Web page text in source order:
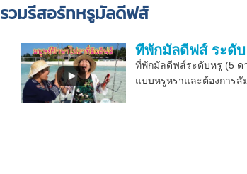
รวมรีสอร์ทหรูมัลดีฟส์
ที่พักมัลดีฟส์ ระดับ
ที่พักมัลดีฟส์ระดับหรู (5 ด
แบบหรูหราและต้องการสั